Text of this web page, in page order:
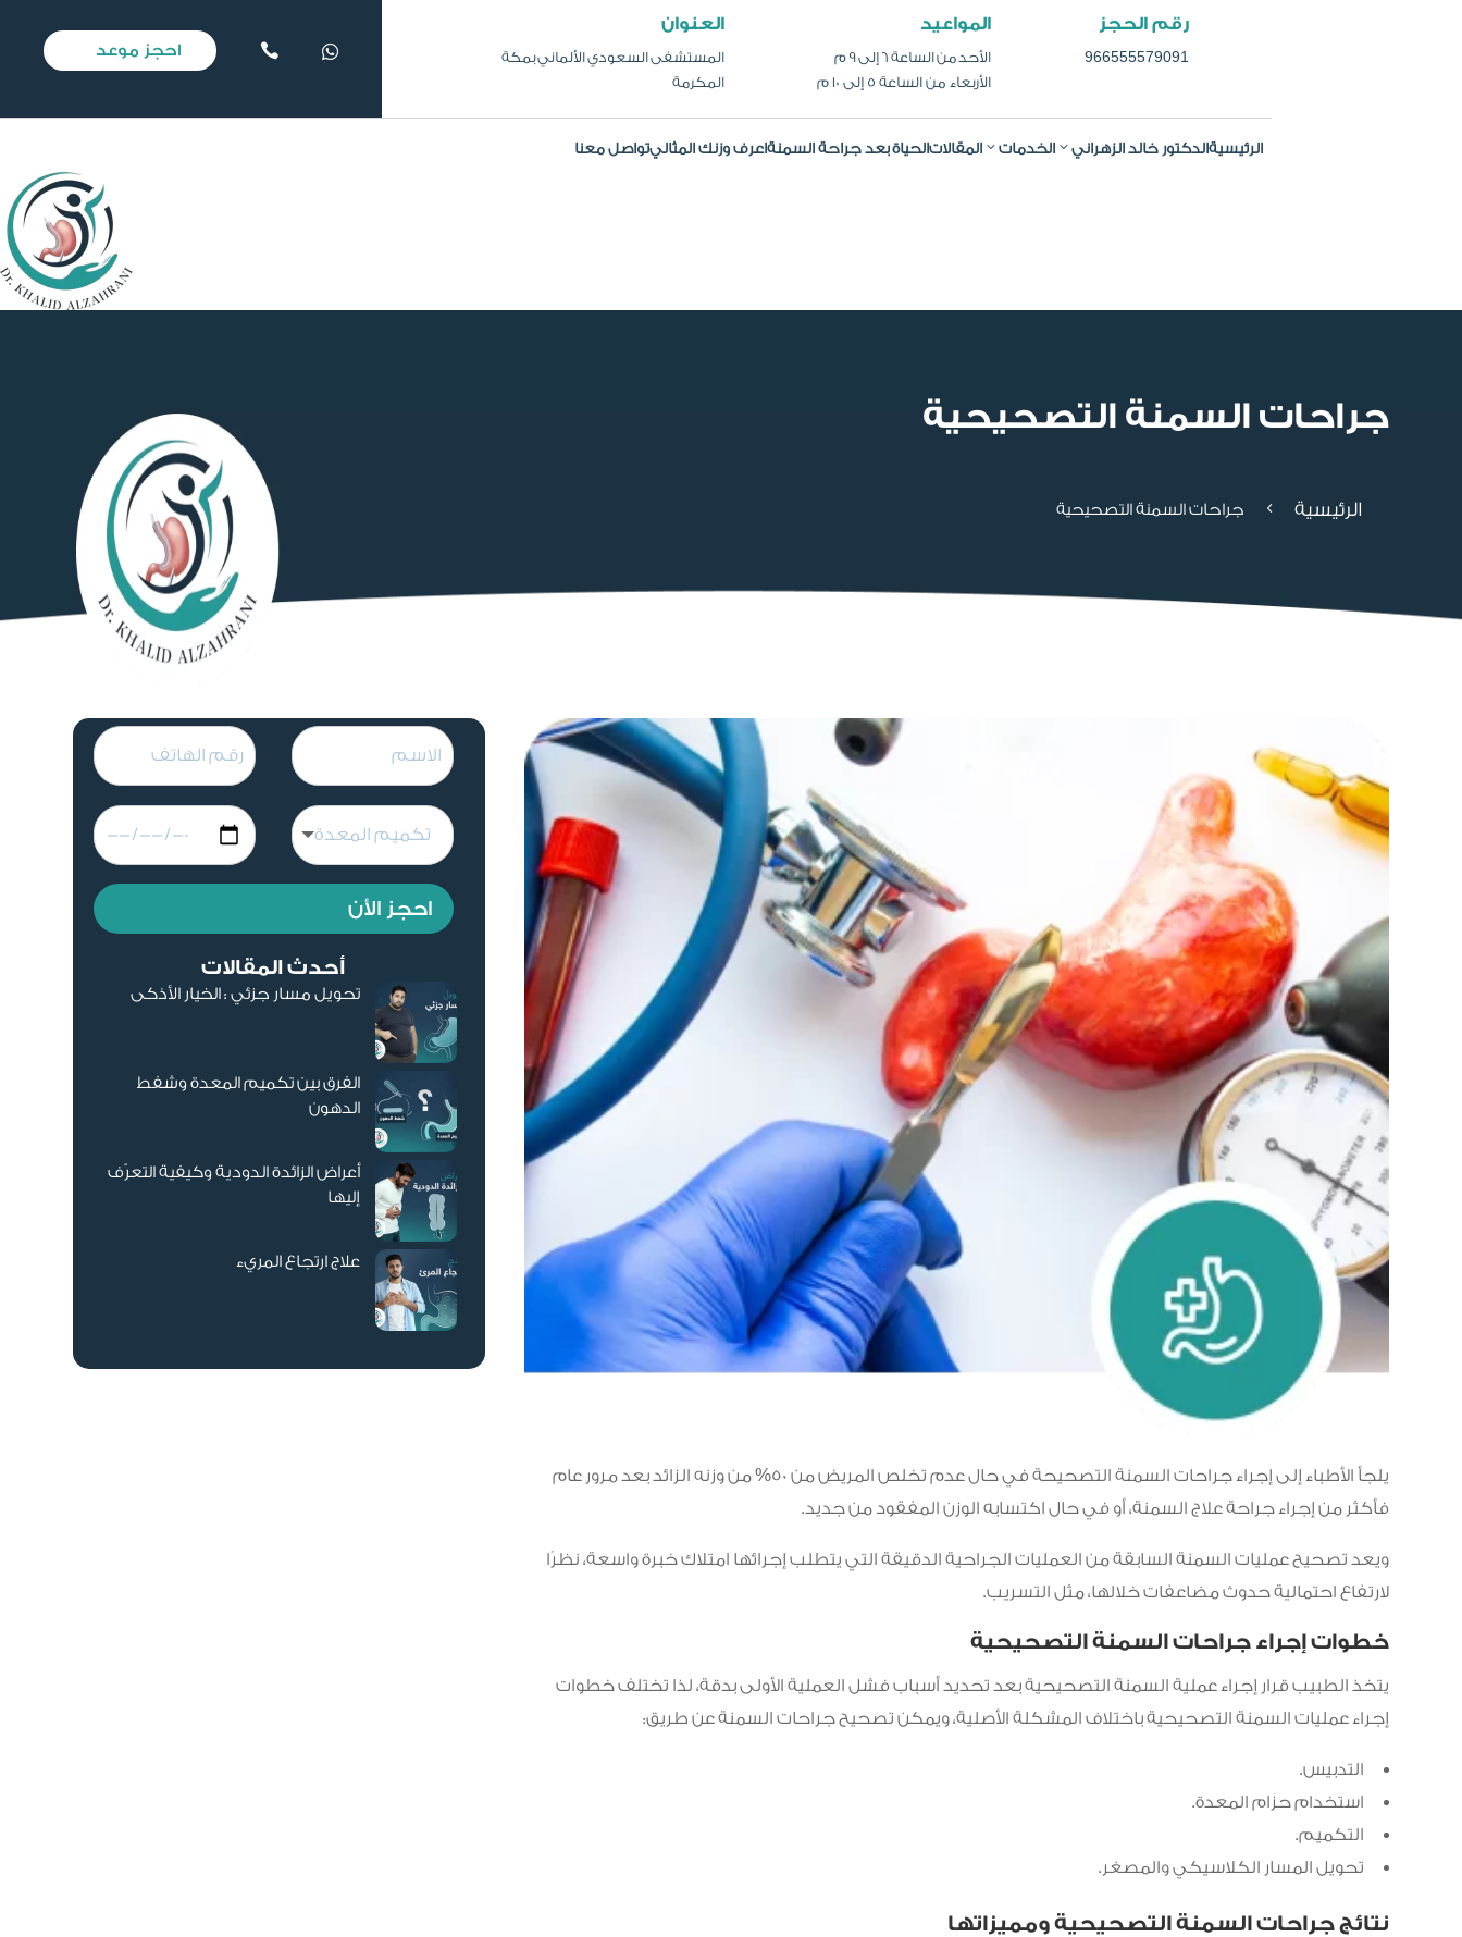
احجز موعد  
العنوان
المستشفى السعودي الألماني بمكة
المكرمة
المواعيد
الأحد من الساعة 6 إلى 9 م
الأربعاء من الساعة 5 إلى 10 م
رقم الحجز
966555579091
الرئيسيةالدكتور خالد الزهراني الخدمات المقالاتالحياة بعد جراحة السمنةاعرف وزنك المثاليتواصل معنا
جراحات السمنة التصحيحية
الرئيسية 4 جراحات السمنة التصحيحية
احجز الأن
أحدث المقالات
تحويل مسار جزئي : الخيار الأذكى
الفرق بين تكميم المعدة وشفط
الدهون
أعراض الزائدة الدودية وكيفية التعرّف
إليها
علاج ارتجاع المريء
يلجأ الأطباء إلى إجراء جراحات السمنة التصحيحة في حال عدم تخلص المريض من 50% من وزنه الزائد بعد مرور عام
فأكثر من إجراء جراحة علاج السمنة، أو في حال اكتسابه الوزن المفقود من جديد.
ويعد تصحيح عمليات السمنة السابقة من العمليات الجراحية الدقيقة التي يتطلب إجرائها امتلاك خبرة واسعة، نظرًا
لارتفاع احتمالية حدوث مضاعفات خلالها، مثل التسريب.
خطوات إجراء جراحات السمنة التصحيحية
يتخذ الطبيب قرار إجراء عملية السمنة التصحيحية بعد تحديد أسباب فشل العملية الأولى بدقة، لذا تختلف خطوات
إجراء عمليات السمنة التصحيحية باختلاف المشكلة الأصلية، ويمكن تصحيح جراحات السمنة عن طريق:
التدبيس.
استخدام حزام المعدة.
التكميم.
تحويل المسار الكلاسيكي والمصغر.
نتائج جراحات السمنة التصحيحية ومميزاتها